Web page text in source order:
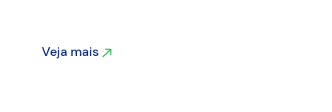
Veja mais